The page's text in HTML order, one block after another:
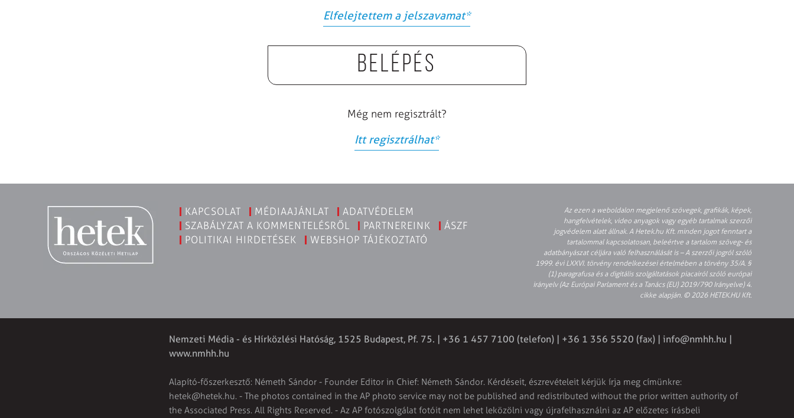
Elfelejtettem a jelszavamat*
Belépés
Még nem regisztrált?
Itt regisztrálhat*
KAPCSOLAT MÉDIAAJÁNLAT
ADATVÉDELEM
SZABÁLYZAT A KOMMENTELÉSRŐL
PARTNEREINK
ÁSZF
POLITIKAI HIRDETÉSEK
WEBSHOP TÁJÉKOZTATÓ
Az ezen a weboldalon megjelenő szövegek, grafikák, képek,
hangfelvételek, video anyagok vagy egyéb tartalmak szerzői
jogvédelem alatt állnak. A Hetek.hu Kft. minden jogot fenntart a
tartalommal kapcsolatosan, beleértve a tartalom szöveg- és
adatbányászat céljára való felhasználását is – A szerzői jogról szóló
1999. évi LXXVI. törvény rendelkezései értelmében a törvény 35/A. §
(1) paragrafusa és a digitális szolgáltatások piacairól szóló európai
irányelv (Az Európai Parlament és a Tanács (EU) 2019/790 Irányelve) 4.
cikke alapján. © 2026 HETEK.HU Kft.
Nemzeti Média - és Hírközlési Hatóság, 1525 Budapest, Pf. 75. | +36 1 457 7100 (telefon) | +36 1 356 5520 (fax) | info@nmhh.hu |
www.nmhh.hu
Alapító-főszerkesztő: Németh Sándor - Founder Editor in Chief: Németh Sándor. Kérdéseit, észrevételeit kérjük írja meg címünkre:
hetek@hetek.hu. - The photos contained in the AP photo service may not be published and redistributed without the prior written authority of
the Associated Press. All Rights Reserved. - Az AP fotószolgálat fotóit nem lehet leközölni vagy újrafelhasználni az AP előzetes írásbeli